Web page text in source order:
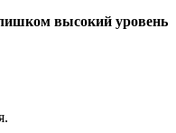
высокий уровень